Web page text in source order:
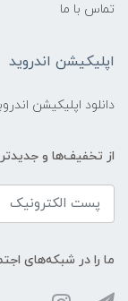
تماس با ما
اپلیکیشن اندروید
دانلود اپلیکیشن
از تخفیف‌ها و
ما را در شبکه‌های